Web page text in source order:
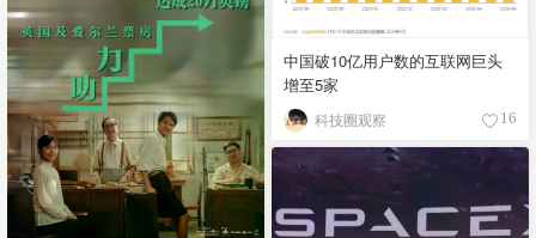
中国破10亿用户数的互联网巨头
增至5家
科技圈观察 16